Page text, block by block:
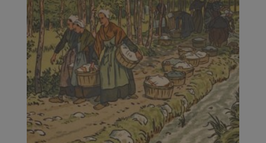
Henri Rivière Lith. 89 – Lavoir à Tréboul,
1909 – Le Beau Pays de Bretagne
1 100€ TTC